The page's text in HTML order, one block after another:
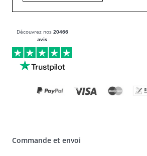
Découvrez nos 20466
avis
Commande et envoi